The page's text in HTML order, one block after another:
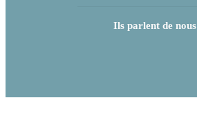
Ils parlent de nous